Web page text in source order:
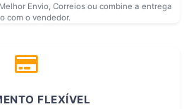
Envio, Correios ou combine a entrega
com o vendedor.
FLEXÍVEL